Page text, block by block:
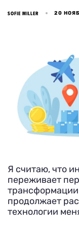
SOFIE MILLER 20
Я считаю, что
переживает
продолжает
технологии